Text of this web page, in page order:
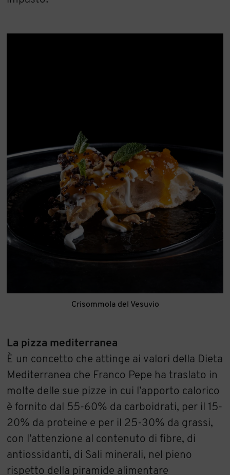
Crisommola del Vesuvio
La pizza mediterranea
È un concetto che attinge ai valori della Dieta
Mediterranea che Franco Pepe ha traslato in
molte delle sue pizze in cui l’apporto calorico
è fornito dal 55-60% da carboidrati, per il 15-
20% da proteine e per il 25-30% da grassi,
con l’attenzione al contenuto di fibre, di
antiossidanti, di Sali minerali, nel pieno
rispetto della piramide alimentare